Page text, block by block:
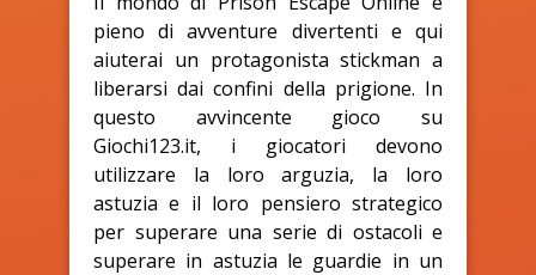
pieno di avventure divertenti e qui
aiuterai un protagonista stickman a
liberarsi dai confini della prigione. In
questo avvincente gioco su
Giochi123.it, i giocatori devono
utilizzare la loro arguzia, la loro
astuzia e il loro pensiero strategico
per superare una serie di ostacoli e
superare in astuzia le guardie in un